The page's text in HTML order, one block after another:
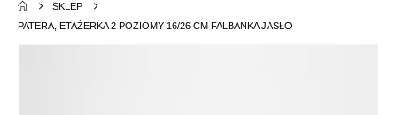
SKLEP
PATERA, ETAŻERKA 2 POZIOMY 16/26 CM FALBANKA JASŁO